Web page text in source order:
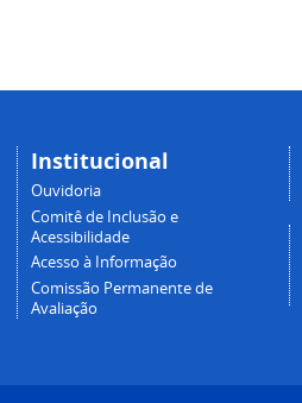
Institucional
Ouvidoria
Comitê de Inclusão e
Acessibilidade
Acesso à Informação
Comissão Permanente de
Avaliação